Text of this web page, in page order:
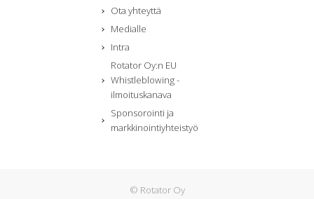
Ota yhteyttä
Medialle
Intra
Rotator Oy:n EU
Whistleblowing -
ilmoituskanava
Sponsorointi ja
markkinointiyhteistyö
© Rotator Oy